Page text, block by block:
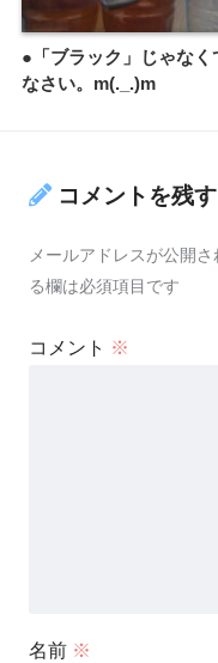
●「ブラック」じゃなく
なさい。m(._.)m
コメントを残す
メールアドレスが公開さ
る欄は必須項目です
コメント ※
名前 ※